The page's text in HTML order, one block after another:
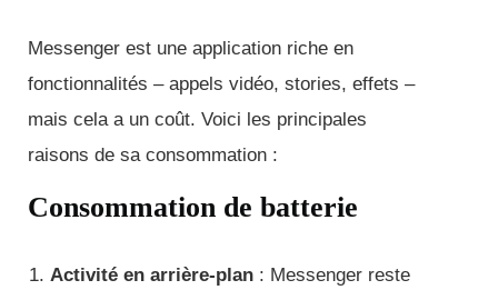
Messenger est une application riche en
fonctionnalités – appels vidéo, stories, effets –
mais cela a un coût. Voici les principales
raisons de sa consommation :
Consommation de batterie
Activité en arrière-plan : Messenger reste